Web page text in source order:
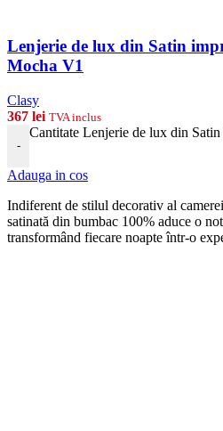
Lenjerie de lux din Satin
Mocha V1
Clasy
367 lei TVA inclus
-
Cantitate Lenjerie de lux din
Adauga in cos
Indiferent de stilul decorativ al
satinată din bumbac 100% aduce o
transformând fiecare noapte într-o